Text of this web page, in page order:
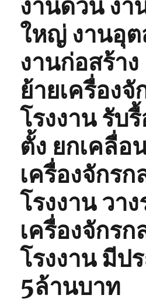
งานด่วน งา
ใหญ่ งานอุ
งานก่อสร้า
ย้ายเครื่อง
โรงงาน รับ
ตั้ง ยกเคลื่อ
เครื่องจักร
โรงงาน วา
เครื่องจักรก
โรงงาน มีป
5ล้านบาท